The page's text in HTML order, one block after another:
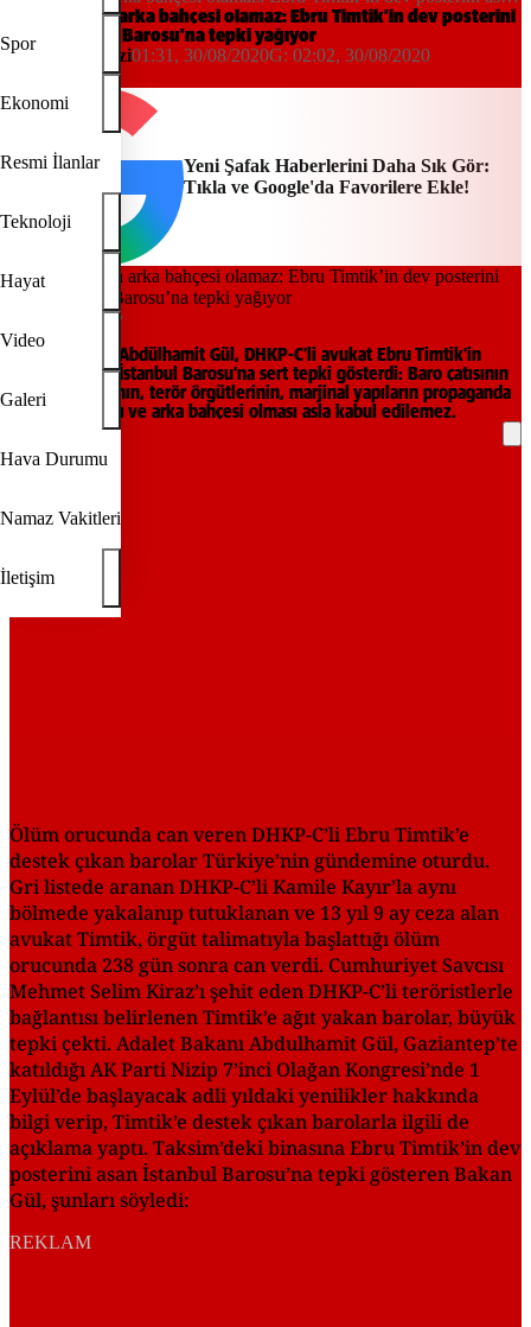
Spor
Ekonomi
Resmi İlanlar
Teknoloji
Hayat
Video
Galeri
Hava Durumu
Namaz Vakitleri
İletişim
İstanbul Barosu’na tepki yağıyor
Baro terörün arka bahçesi olamaz: Ebru Timtik’in dev posterini
asan İstanbul Barosu’na tepki yağıyor
Haber Merkezi01:31, 30/08/2020G: 02:02, 30/08/2020
Yeni Şafak Haberlerini Daha Sık Gör:
Tıkla ve Google'da Favorilere Ekle!
Fotoğraf: Arşiv
Adalet Bakanı Abdülhamit Gül, DHKP-C’li avukat Ebru Timtik’in
posterini asan İstanbul Barosu’na sert tepki gösterdi: Baro çatısının
bir illegal yapının, terör örgütlerinin, marjinal yapıların propaganda
merkezi olması ve arka bahçesi olması asla kabul edilemez.
Ölüm orucunda can veren DHKP-C’li Ebru Timtik’e
destek çıkan barolar Türkiye’nin gündemine oturdu.
Gri listede aranan DHKP-C’li Kamile Kayır’la aynı
bölmede yakalanıp tutuklanan ve 13 yıl 9 ay ceza alan
avukat Timtik, örgüt talimatıyla başlattığı ölüm
orucunda 238 gün sonra can verdi. Cumhuriyet Savcısı
Mehmet Selim Kiraz’ı şehit eden DHKP-C’li teröristlerle
bağlantısı belirlenen Timtik’e ağıt yakan barolar, büyük
tepki çekti. Adalet Bakanı Abdulhamit Gül, Gaziantep’te
katıldığı AK Parti Nizip 7’inci Olağan Kongresi’nde 1
Eylül’de başlayacak adli yıldaki yenilikler hakkında
bilgi verip, Timtik’e destek çıkan barolarla ilgili de
açıklama yaptı. Taksim’deki binasına Ebru Timtik’in dev
posterini asan İstanbul Barosu’na tepki gösteren Bakan
Gül, şunları söyledi:
REKLAM